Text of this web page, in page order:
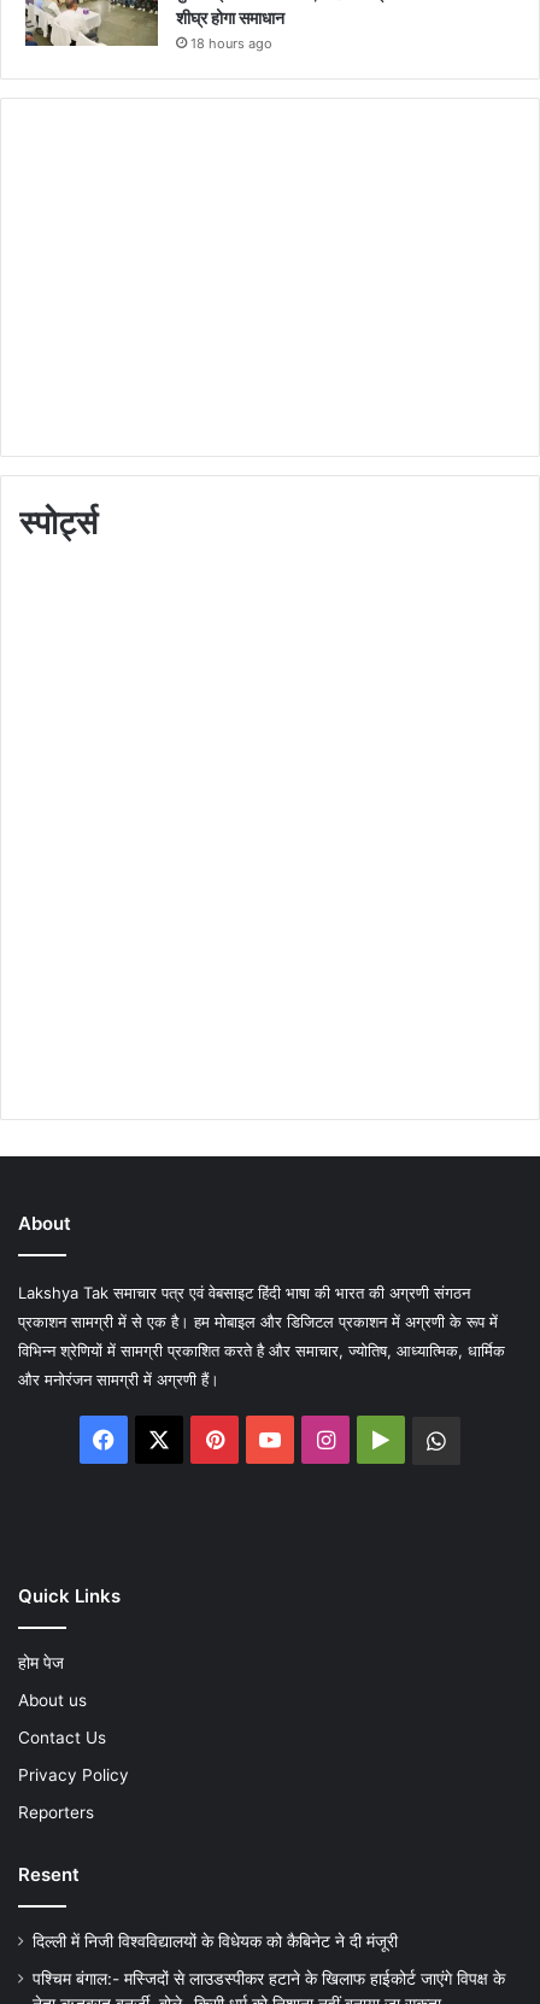
शीघ्र होगा समाधान
18 hours ago
स्पोर्ट्स
About
Lakshya Tak समाचार पत्र एवं वेबसाइट हिंदी भाषा की भारत की अग्रणी संगठन
प्रकाशन सामग्री में से एक है। हम मोबाइल और डिजिटल प्रकाशन में अग्रणी के रूप में
विभिन्न श्रेणियों में सामग्री प्रकाशित करते है और समाचार, ज्योतिष, आध्यात्मिक, धार्मिक
और मनोरंजन सामग्री में अग्रणी हैं।
Facebook PinterestYouTubeInstagram
Google
Quick Links
होम पेज
About us
Contact Us
Privacy Policy
Reporters
Resent
दिल्ली में निजी विश्वविद्यालयों के विधेयक को कैबिनेट ने दी मंजूरी
पश्चिम बंगाल:- मस्जिदों से लाउडस्पीकर हटाने के खिलाफ हाईकोर्ट जाएंगे विपक्ष के